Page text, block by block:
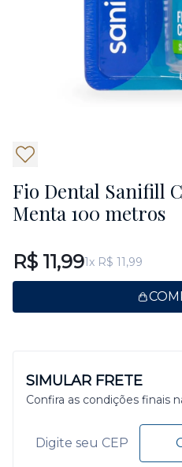
Fio Dental Sanifill
Menta 100 metros
R$ 11,991x R$ 11,99
SIMULAR FRETE
Confira as condições finais